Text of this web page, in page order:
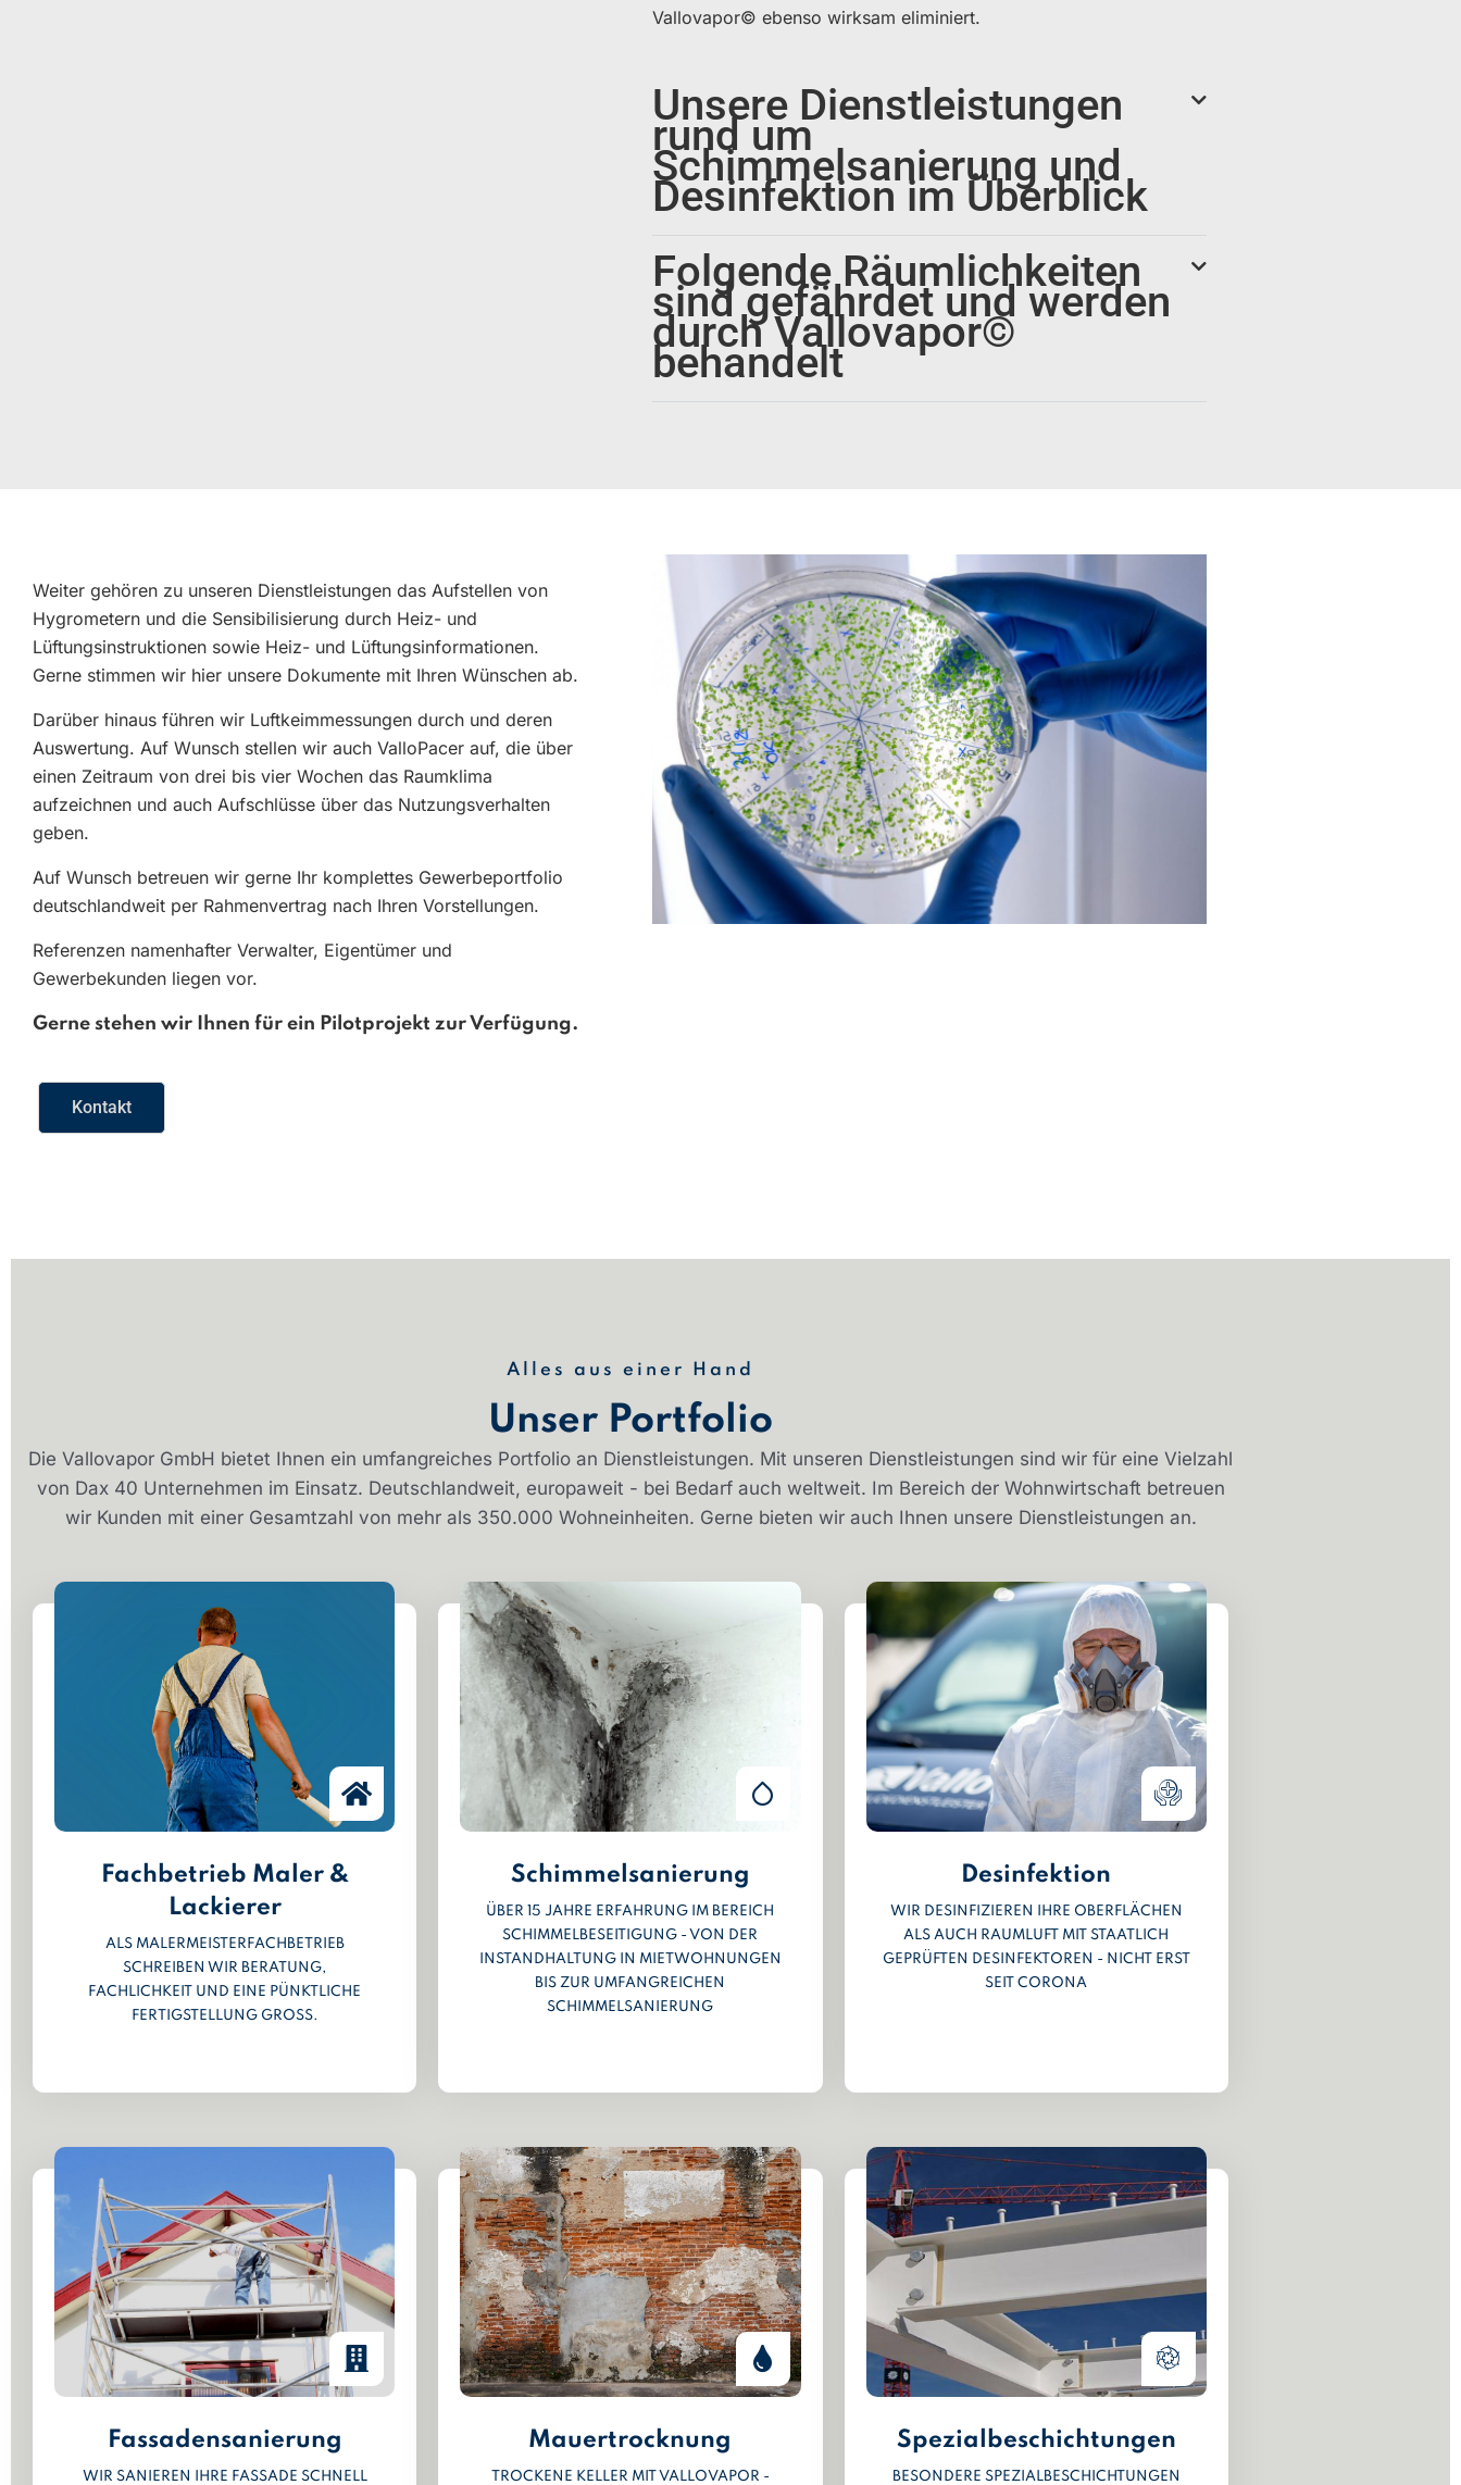
Vallovapor© ebenso wirksam eliminiert.
Unsere Dienstleistungen
rund um
Schimmelsanierung und
Desinfektion im Überblick
Folgende Räumlichkeiten
sind gefährdet und werden
durch Vallovapor©
behandelt
Weiter gehören zu unseren Dienstleistungen das Aufstellen von
Hygrometern und die Sensibilisierung durch Heiz- und
Lüftungsinstruktionen sowie Heiz- und Lüftungsinformationen.
Gerne stimmen wir hier unsere Dokumente mit Ihren Wünschen ab.
Darüber hinaus führen wir Luftkeimmessungen durch und deren
Auswertung. Auf Wunsch stellen wir auch ValloPacer auf, die über
einen Zeitraum von drei bis vier Wochen das Raumklima
aufzeichnen und auch Aufschlüsse über das Nutzungsverhalten
geben.
Auf Wunsch betreuen wir gerne Ihr komplettes Gewerbeportfolio
deutschlandweit per Rahmenvertrag nach Ihren Vorstellungen.
Referenzen namenhafter Verwalter, Eigentümer und
Gewerbekunden liegen vor.
Gerne stehen wir Ihnen für ein Pilotprojekt zur Verfügung.
Kontakt
Alles aus einer Hand
Unser Portfolio
Die Vallovapor GmbH bietet Ihnen ein umfangreiches Portfolio an Dienstleistungen. Mit unseren Dienstleistungen sind wir für eine Vielzahl
von Dax 40 Unternehmen im Einsatz. Deutschlandweit, europaweit - bei Bedarf auch weltweit. Im Bereich der Wohnwirtschaft betreuen
wir Kunden mit einer Gesamtzahl von mehr als 350.000 Wohneinheiten. Gerne bieten wir auch Ihnen unsere Dienstleistungen an.
Fachbetrieb Maler &
Lackierer
ALS MALERMEISTERFACHBETRIEB
SCHREIBEN WIR BERATUNG,
FACHLICHKEIT UND EINE PÜNKTLICHE
FERTIGSTELLUNG GROSS.
Fassadensanierung
WIR SANIEREN IHRE FASSADE SCHNELL
Schimmelsanierung
ÜBER 15 JAHRE ERFAHRUNG IM BEREICH
SCHIMMELBESEITIGUNG - VON DER
INSTANDHALTUNG IN MIETWOHNUNGEN
BIS ZUR UMFANGREICHEN
SCHIMMELSANIERUNG
Mauertrocknung
TROCKENE KELLER MIT VALLOVAPOR -
Desinfektion
WIR DESINFIZIEREN IHRE OBERFLÄCHEN
ALS AUCH RAUMLUFT MIT STAATLICH
GEPRÜFTEN DESINFEKTOREN - NICHT ERST
SEIT CORONA
Spezialbeschichtungen
BESONDERE SPEZIALBESCHICHTUNGEN